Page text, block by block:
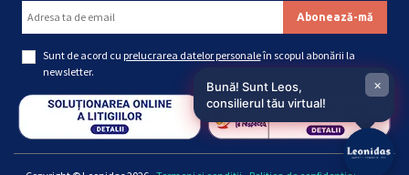
Sunt de acord cu prelucrarea datelor personaleîn scopul abonării la
newsletter.
Bună! Sunt Leos,
consilierul tău virtual!
×